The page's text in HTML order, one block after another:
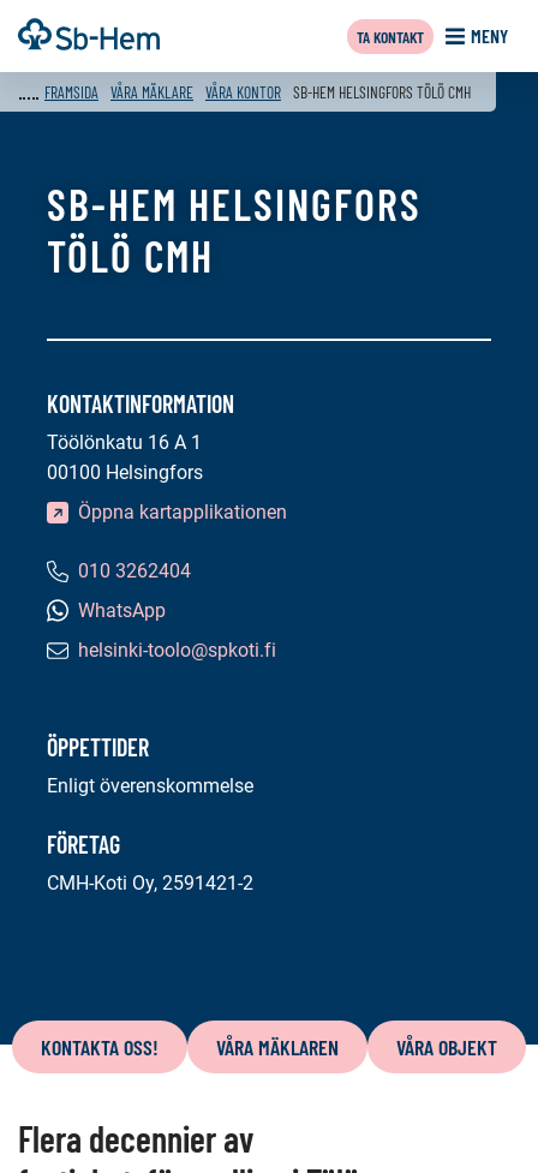
Till
innehållet
Framsida MENY
TA KONTAKT
FRAMSIDA VÅRA MÄKLARE VÅRA KONTOR SB-HEM HELSINGFORS TÖLÖ CMH
SB-HEM HELSINGFORS
TÖLÖ CMH
KONTAKTINFORMATION
Töölönkatu 16 A 1
00100 Helsingfors
Öppna kartapplikationen
Telefonnummer:
010 3262404
WhatsApp
E-
helsinki-toolo@spkoti.fi
ÖPPETTIDER
Enligt överenskommelse
FÖRETAG
CMH-Koti Oy, 2591421-2
på
sida
KONTAKTA OSS! VÅRA MÄKLAREN VÅRA OBJEKT
Flera decennier av